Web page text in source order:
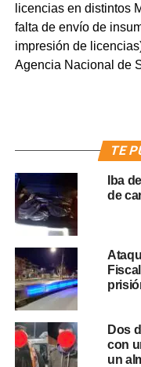
licencias en distintos
falta de envío de
impresión de
Agencia Nacional de
TE
Iba
de
Dos
con
un